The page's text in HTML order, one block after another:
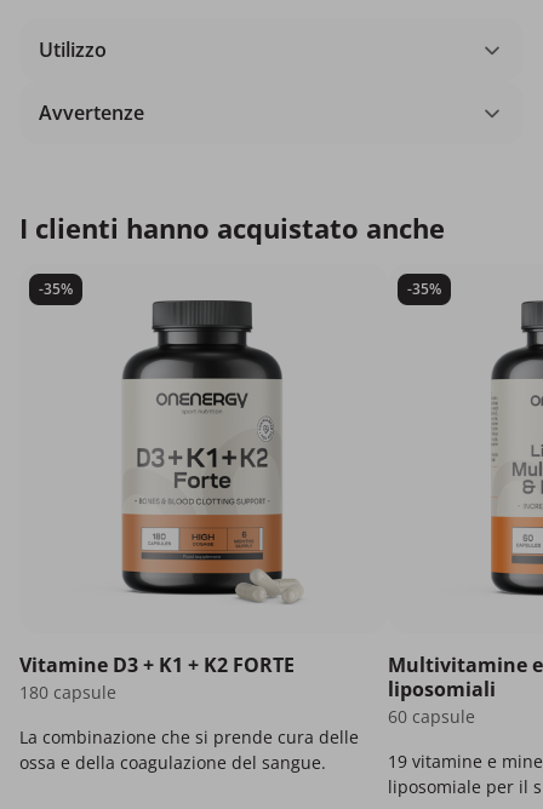
Utilizzo
Avvertenze
I clienti hanno acquistato anche
-35%
Vitamine D3 + K1 + K2 FORTE
180 capsule
La combinazione che si prende cura delle
ossa e della coagulazione del sangue.
-35%
Multivitamine
liposomiali
60 capsule
19 vitamine e
liposomiale per il